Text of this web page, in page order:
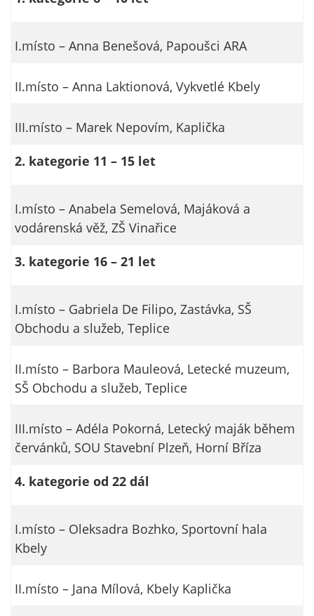
I.místo – Anna Benešová, Papoušci ARA
II.místo – Anna Laktionová, Vykvetlé Kbely
III.místo – Marek Nepovím, Kaplička
2. kategorie 11 – 15 let
I.místo – Anabela Semelová, Majáková a
vodárenská věž, ZŠ Vinařice
3. kategorie 16 – 21 let
I.místo – Gabriela De Filipo, Zastávka, SŠ
Obchodu a služeb, Teplice
II.místo – Barbora Mauleová, Letecké muzeum,
SŠ Obchodu a služeb, Teplice
III.místo – Adéla Pokorná, Letecký maják během
červánků, SOU Stavební Plzeň, Horní Bříza
4. kategorie od 22 dál
I.místo – Oleksadra Bozhko, Sportovní hala
Kbely
II.místo – Jana Mílová, Kbely Kaplička